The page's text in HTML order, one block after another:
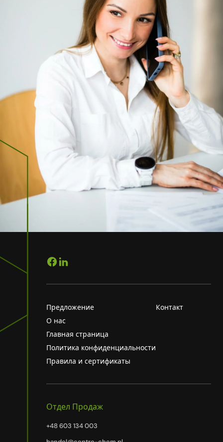
Предложение
О нас
Главная страница
Политика конфиденциальности
Правила и сертификаты
Контакт
Отдел Продаж
+48 603 134 003